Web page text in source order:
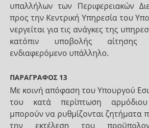
υπαλλήλων των Περιφερειακών
προς την Κεντρική Υπηρεσία του
νεργείται για τις ανάγκες της
κατόπιν υποβολής
ενδιαφερόμενο υπάλληλο.
ΠΑΡΑΓΡΑΦΟΣ 13
Με κοινή απόφαση του Υπουργού
του κατά περίπτωση
μπορούν να ρυθμίζονται ζητήματα
την εκτέλεση του